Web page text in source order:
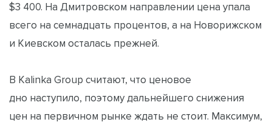
$3 400. На Дмитровском направлении цена упала
всего на семнадцать процентов, а на Новорижском
и Киевском осталась прежней.
В Kalinka Group считают, что ценовое
дно наступило, поэтому дальнейшего снижения
цен на первичном рынке ждать не стоит. Максимум,